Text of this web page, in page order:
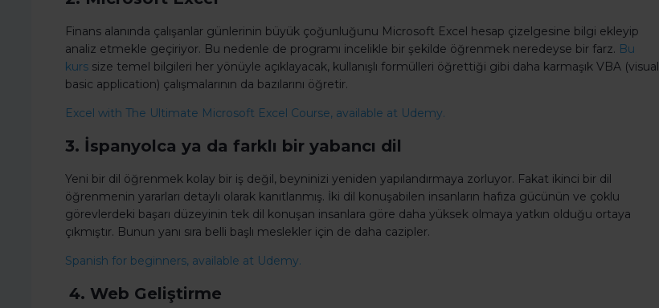
Finans alanında çalışanlar günlerinin büyük çoğunluğunu Microsoft Excel hesap çizelgesine bilgi ekleyip
analiz etmekle geçiriyor. Bu nedenle de programı incelikle bir şekilde öğrenmek neredeyse bir farz. Bu
kurs size temel bilgileri her yönüyle açıklayacak, kullanışlı formülleri öğrettiği gibi daha karmaşık VBA (visual
basic application) çalışmalarının da bazılarını öğretir.
Excel with The Ultimate Microsoft Excel Course, available at Udemy.
3. İspanyolca ya da farklı bir yabancı dil
Yeni bir dil öğrenmek kolay bir iş değil, beyninizi yeniden yapılandırmaya zorluyor. Fakat ikinci bir dil
öğrenmenin yararları detaylı olarak kanıtlanmış. İki dil konuşabilen insanların hafıza gücünün ve çoklu
görevlerdeki başarı düzeyinin tek dil konuşan insanlara göre daha yüksek olmaya yatkın olduğu ortaya
çıkmıştır. Bunun yanı sıra belli başlı meslekler için de daha cazipler.
Spanish for beginners, available at Udemy.
4. Web Geliştirme